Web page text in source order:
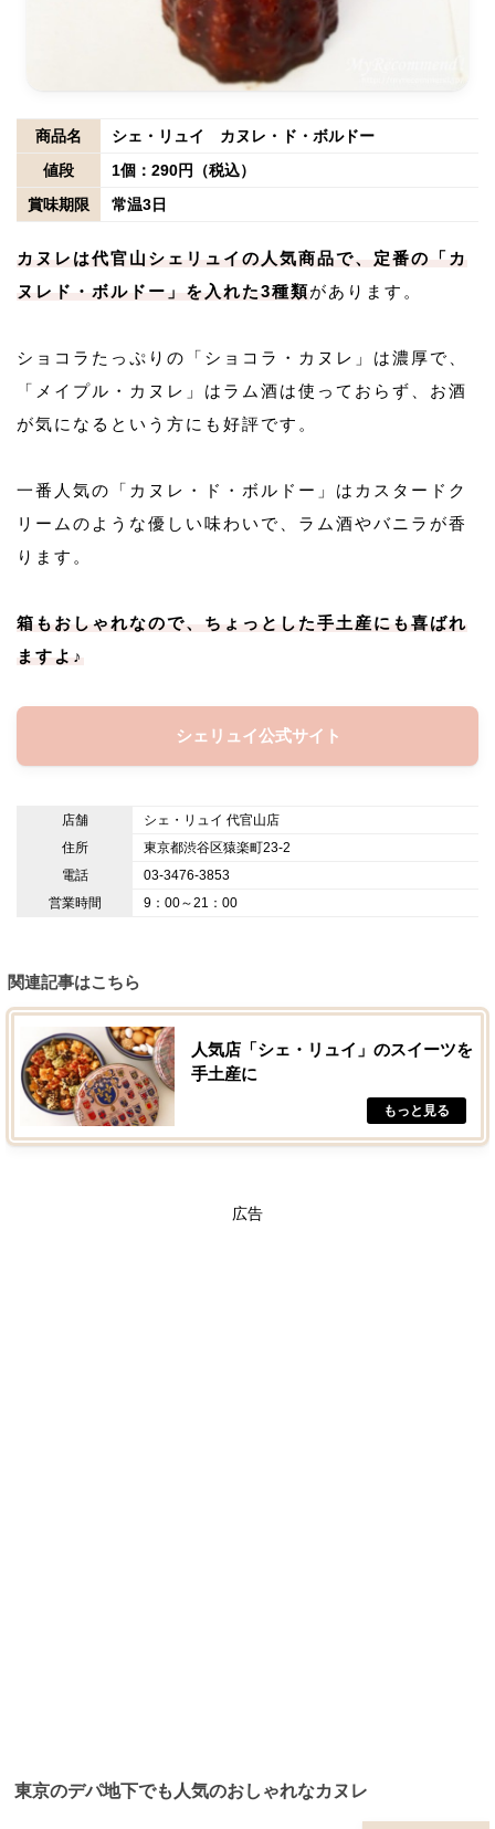
商品名
シェ・リュイ カヌレ・ド・ボルドー
値段
1個：290円（税込）
賞味期限
常温3日
カヌレは代官山シェリュイの人気商品で、定番の「カ
ヌレド・ボルドー」を入れた3種類があります。
ショコラたっぷりの「ショコラ・カヌレ」は濃厚で、
「メイプル・カヌレ」はラム酒は使っておらず、お酒
が気になるという方にも好評です。
一番人気の「カヌレ・ド・ボルドー」はカスタードク
リームのような優しい味わいで、ラム酒やバニラが香
ります。
箱もおしゃれなので、ちょっとした手土産にも喜ばれ
ますよ♪
シェリュイ公式サイト
店舗
シェ・リュイ 代官山店
住所
東京都渋谷区猿楽町23-2
電話
03-3476-3853
営業時間
9：00～21：00
関連記事はこちら
人気店「シェ・リュイ」のスイーツを
手土産に
広告
東京のデパ地下でも人気のおしゃれなカヌレ